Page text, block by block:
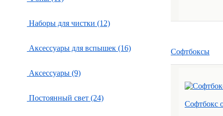
Наборы для чистки (12)
Аксессуары для вспышек (16)
Аксессуары (9)
Постоянный свет (24)
Софтбоксы
Софтбокс